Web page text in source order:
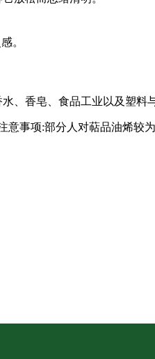
。
、香皂、食品工业以及塑料
事项:部分人对萜品油烯较